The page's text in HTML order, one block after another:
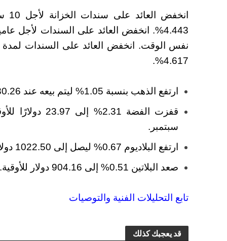
4.617%.
ارتفع الذهب بنسبة 1.05% ليتم بيعه عند 1,980.26 دولار للأونصة.
قفزت الفضة
سبتمبر.
ارتفع البلاديوم 0.67% ليصل إلى 1022.50 دولار للأوقية.
صعد البلاتين 0.51% إلى 904.16 دولار للأوقية.
تابع التحليلات الفنية والتوصيات
قد يعجبك كذلك